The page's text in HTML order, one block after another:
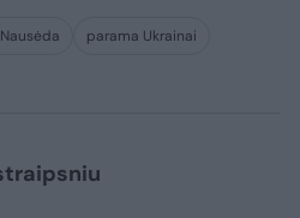
parama Ukrainai